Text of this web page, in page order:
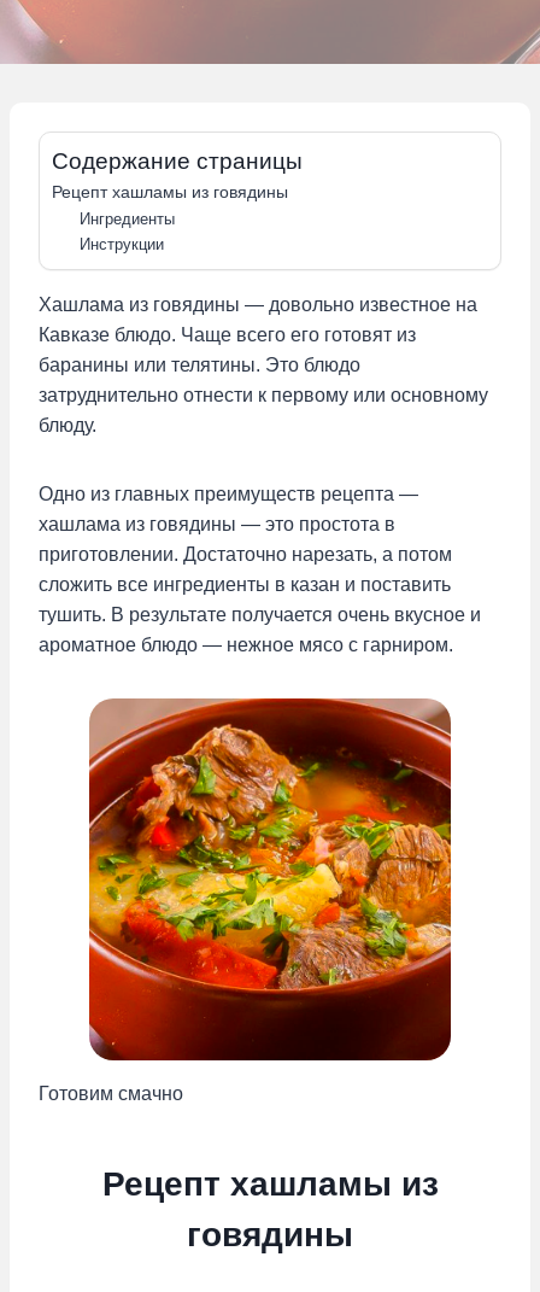
Содержание страницы
Рецепт хашламы из говядины
Ингредиенты
Инструкции
Хашлама из говядины — довольно известное на
Кавказе блюдо. Чаще всего его готовят из
баранины или телятины. Это блюдо
затруднительно отнести к первому или основному
блюду.
Одно из главных преимуществ рецепта —
хашлама из говядины — это простота в
приготовлении. Достаточно нарезать, а потом
сложить все ингредиенты в казан и поставить
тушить. В результате получается очень вкусное и
ароматное блюдо — нежное мясо с гарниром.
Готовим смачно
Рецепт хашламы из
говядины